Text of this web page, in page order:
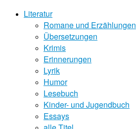
Literatur
Romane und Erzählungen
Übersetzungen
Krimis
Erinnerungen
Lyrik
Humor
Lesebuch
Kinder- und Jugendbuch
Essays